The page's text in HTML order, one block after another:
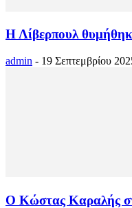
Η Λίβερπουλ
admin - 19 Σεπτεμβρίου
Ο Κώστας Καραλής